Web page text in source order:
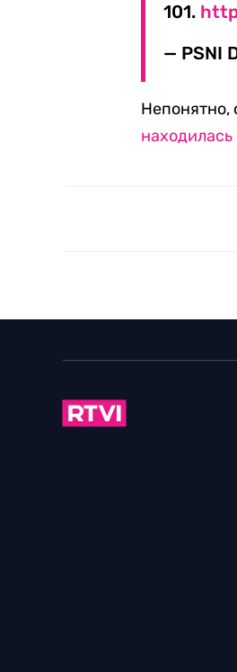
101.
— PSNI
Непонятно,
находилась